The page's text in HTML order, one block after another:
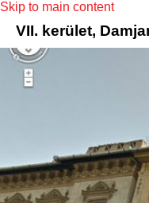
Skip to main content
VII. kerület,